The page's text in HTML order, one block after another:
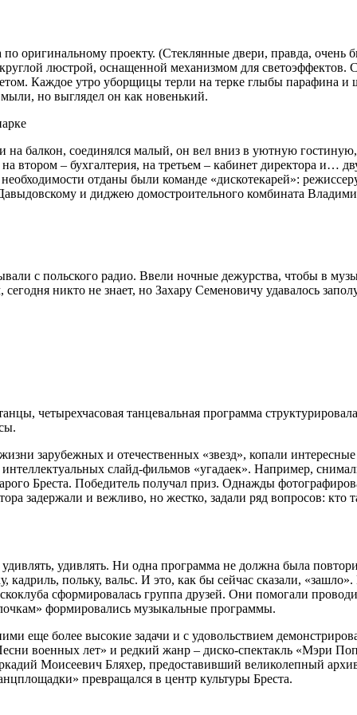
оригинальному проекту. (Стеклянные двери, правда,
люстрой, оснащенной механизмом для
Каждое утро уборщицы терли на терке глыбы парафина
но выглядел он как новенький.
балкон, соединялся малый, он вел вниз в уютную
втором – бухгалтерия, на третьем – кабинет директора
отданы были команде «дискотекарей»:
и диджею домостроительного комбината
с польского радио. Ввели ночные дежурства, чтобы в
никто не знает, но Захару Семеновичу удавалось
четырехчасовая танцевальная программа
зарубежных и отечественных «звезд», копали
интеллектуальных слайд-фильмов «угадаек». Например,
Бреста. Победитель получал приз. Однажды
задержали и вежливо, но жестко, задали ряд вопросов: кто
удивлять, удивлять. Ни одна программа не должна была
кадриль, польку, вальс. И это, как бы сейчас сказали,
сформировалась группа друзей. Они помогали
формировались музыкальные программы.
еще более высокие задачи и с удовольствием
военных лет» и редкий жанр – диско-спектакль «Мэри
Моисеевич Бляхер, предоставивший великолепный
превращался в центр культуры Бреста.